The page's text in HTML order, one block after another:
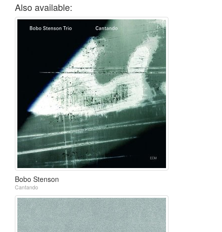
Also available:
Bobo Stenson
Cantando